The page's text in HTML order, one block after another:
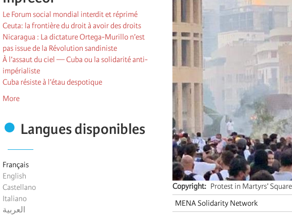
Le Forum social mondial interdit et réprimé
Ceuta: la frontière du droit à avoir des droits
Nicaragua : La dictature Ortega-Murillo n’est
pas issue de la Révolution sandiniste
À l’assaut du ciel — Cuba ou la solidarité anti-
impérialiste
Cuba résiste à l’étau despotique
More
Langues disponibles
Français
English
Castellano
Italiano
العربية
Copyright
Protest in Martyrs’
MENA Solidarity Network